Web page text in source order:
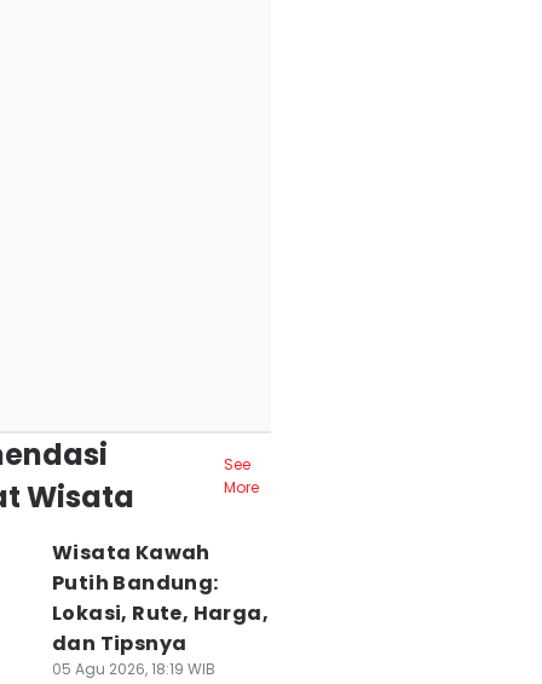
Wisata
See
More
Wisata Kawah
Putih Bandung:
Lokasi, Rute, Harga,
dan Tipsnya
05 Agu 2026, 18:19 WIB